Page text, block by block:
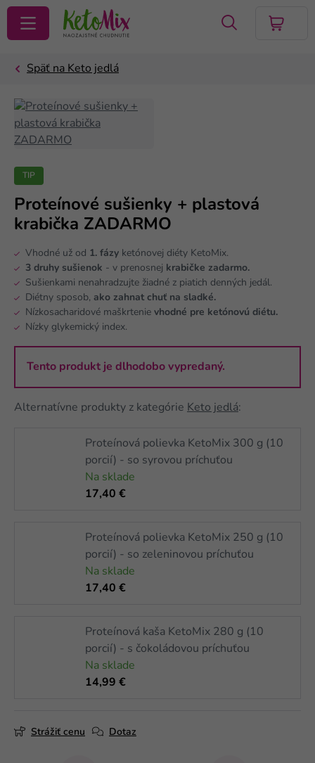
VYHĽADAŤ
TIP
Proteínové sušienky + plastová
krabička ZADARMO
Vhodné už od 1. fázy ketónovej diéty KetoMix.
3 druhy sušienok - v prenosnej krabičke zadarmo.
Sušienkami nenahradzujte žiadné z piatich denných jedál.
Diétny sposob, ako zahnat chuť na sladké.
Nízkosacharidové maškrtenie vhodné pre ketónovú diétu.
Nízky glykemický index.
Tento produkt je dlhodobo vypredaný.
Alternatívne produkty z kategórie Keto jedlá:
Proteínová polievka KetoMix 300 g (10
porcií) - so syrovou príchuťou
Na sklade
17,40 €
Proteínová polievka KetoMix 250 g (10
porcií) - so zeleninovou príchuťou
Na sklade
17,40 €
Proteínová kaša KetoMix 280 g (10
porcií) - s čokoládovou príchuťou
Na sklade
14,99 €
Strážiť cenu Dotaz